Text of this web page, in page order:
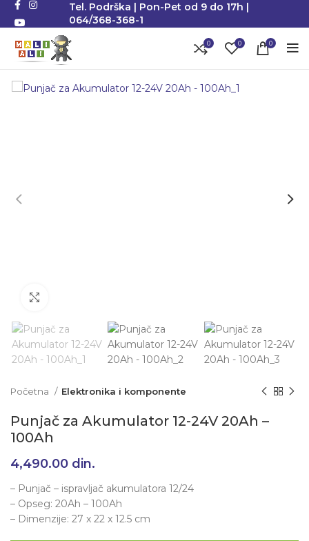
Tel. Podrška | Pon-Pet od 9 do 17h |
064/368-368-1
0 0 0
Početna Elektronika i komponente
Punjač za Akumulator 12-24V 20Ah –
100Ah
4,490.00 din.
– Punjač – ispravljač akumulatora 12/24
– Opseg: 20Ah – 100Ah
– Dimenzije: 27 x 22 x 12.5 cm